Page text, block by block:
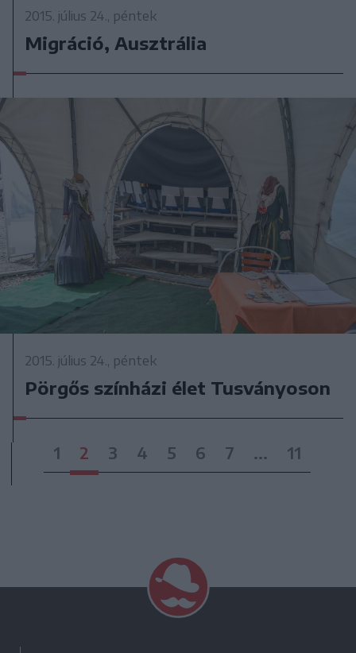
2015. július 24., péntek
Migráció, Ausztrália
2015. július 24., péntek
Pörgős színházi élet Tusványoson
1 2 3 4 5 6 7 ... 11